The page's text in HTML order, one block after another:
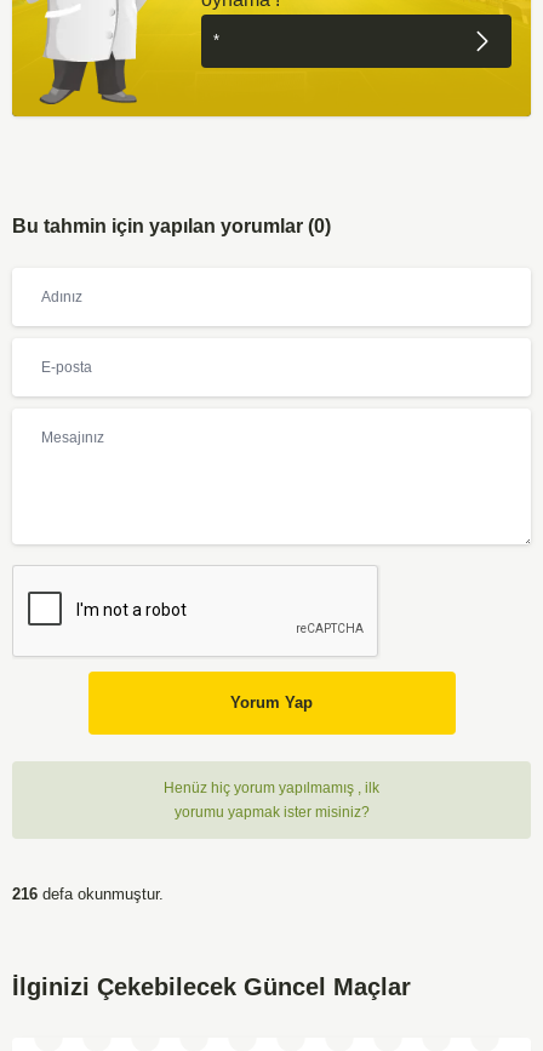
Bu tahmin için yapılan yorumlar (0)
Yorum Yap
Henüz hiç yorum yapılmamış , ilk
yorumu yapmak ister misiniz?
216 defa okunmuştur.
İlginizi Çekebilecek Güncel Maçlar